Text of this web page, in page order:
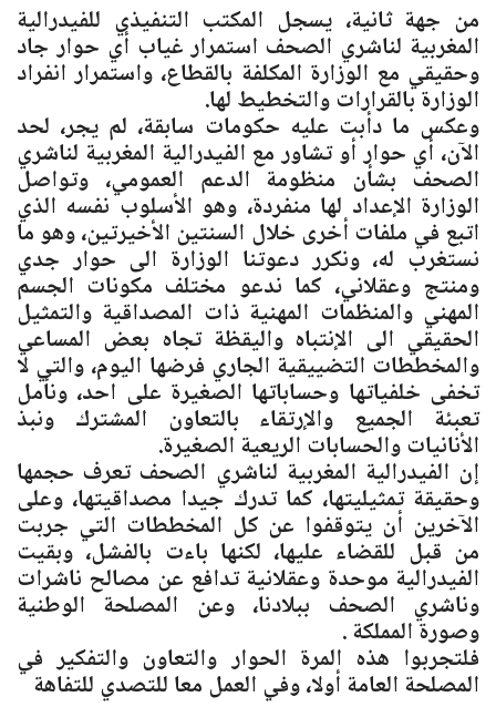
من جهة ثانية، يسجل المكتب التنفيذي للفيدرالية
المغربية لناشري الصحف استمرار غياب أي حوار جاد
وحقيقي مع الوزارة المكلفة بالقطاع، واستمرار انفراد
الوزارة بالقرارات والتخطيط لها.
وعكس ما دأبت عليه حكومات سابقة، لم يجر، لحد
الآن، أي حوار أو تشاور مع الفيدرالية المغربية لناشري
الصحف بشأن منظومة الدعم العمومي، وتواصل
الوزارة الإعداد لها منفردة، وهو الأسلوب نفسه الذي
اتبع في ملفات أخرى خلال السنتين الأخيرتين، وهو ما
نستغرب له، ونكرر دعوتنا الوزارة الى حوار جدي
ومنتج وعقلاني، كما ندعو مختلف مكونات الجسم
المهني والمنظمات المهنية ذات المصداقية والتمثيل
الحقيقي الى الإنتباه واليقظة تجاه بعض المساعي
والمخططات التضييقية الجاري فرضها اليوم، والتي لا
تخفى خلفياتها وحساباتها الصغيرة على احد، ونأمل
تعبئة الجميع والإرتقاء بالتعاون المشترك ونبذ
الأنانيات والحسابات الريعية الصغيرة.
إن الفيدرالية المغربية لناشري الصحف تعرف حجمها
وحقيقة تمثيليتها، كما تدرك جيدا مصداقيتها، وعلى
الآخرين أن يتوقفوا عن كل المخططات التي جربت
من قبل للقضاء عليها، لكنها باءت بالفشل، وبقيت
الفيدرالية موحدة وعقلانية تدافع عن مصالح ناشرات
وناشري الصحف ببلادنا، وعن المصلحة الوطنية
وصورة المملكة .
فلتجربوا هذه المرة الحوار والتعاون والتفكير في
المصلحة العامة أولا، وفي العمل معا للتصدي للتفاهة